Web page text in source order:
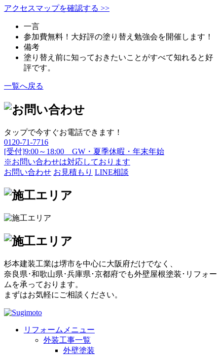
アクセスマップを確認する >>
一言
参加費無料！大好評の塗り替え勉強会を開催します！
備考
塗り替え前に知っておきたいことがすべて知れると好
評です。
一覧へ戻る
タップで今すぐお電話できます！
0120-71-7716
[受付]9:00～18:00 GW・夏季休暇・年末年始
※お問い合わせは対応しております
お問い合わせ お見積もり LINE相談
杉本建装工業は堺市を中心に大阪府だけでなく、
奈良県･和歌山県･兵庫県･京都府でも外壁屋根塗装･リフォー
ムを承っております。
まずはお気軽にご相談ください。
リフォームメニュー
外装工事一覧
外壁塗装